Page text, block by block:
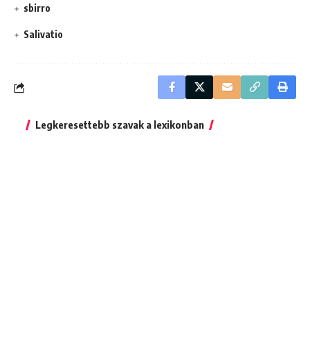
sbirro
Salivatio
Legkeresettebb szavak a lexikonban